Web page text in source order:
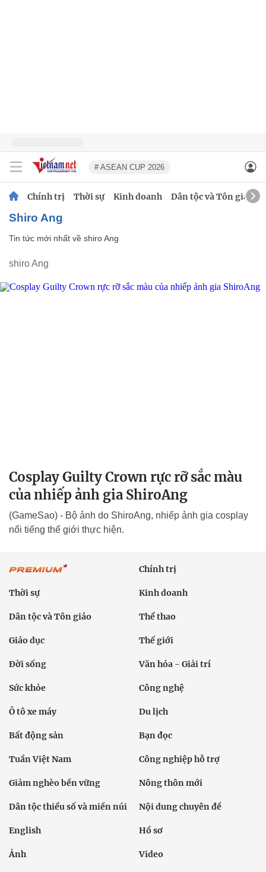
# ASEAN CUP 2026
Chính trị Thời sự Kinh doanh Dân tộc và Tôn giáo
shiro Ang
Tin tức mới nhất về shiro Ang
shiro Ang
Cosplay Guilty Crown rực rỡ sắc màu
của nhiếp ảnh gia ShiroAng
(GameSao) - Bộ ảnh do ShiroAng, nhiếp ảnh gia cosplay
nổi tiếng thế giới thực hiện.
Chính trị
Thời sự Kinh doanh
Dân tộc và Tôn giáo Thể thao
Giáo dục Thế giới
Đời sống Văn hóa - Giải trí
Sức khỏe Công nghệ
Ô tô xe máy Du lịch
Bất động sản Bạn đọc
Tuần Việt Nam Công nghiệp hỗ trợ
Giảm nghèo bền vững Nông thôn mới
Dân tộc thiểu số và miền núi Nội dung chuyên đề
English Hồ sơ
Ảnh Video